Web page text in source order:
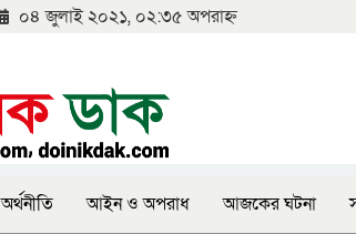
০৪ জুলাই ২০২১, ০২:৩৫ অপরাহ্ন
অর্থনীতি আইন ও অপরাধ আজকের ঘটনা